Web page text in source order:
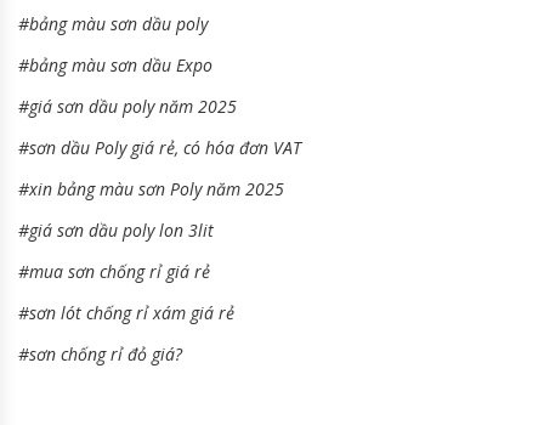
#bảng màu sơn dầu poly
#bảng màu sơn dầu Expo
#giá sơn dầu poly năm 2025
#sơn dầu Poly giá rẻ, có hóa đơn VAT
#xin bảng màu sơn Poly năm 2025
#giá sơn dầu poly lon 3lit
#mua sơn chống rỉ giá rẻ
#sơn lót chống rỉ xám giá rẻ
#sơn chống rỉ đỏ giá?